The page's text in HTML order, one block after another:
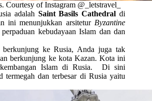
Courtesy of Instagram @_letstravel_
adalah Saint Basils Cathedral di
ini menunjukkan arsitetur Byzantine
kebudayaan Islam dan dan
ke Rusia, Anda juga tak
berkunjung ke kota Kazan. Kota ini
Islam di Rusia. Di sini
termegah dan terbesar di Rusia yaitu